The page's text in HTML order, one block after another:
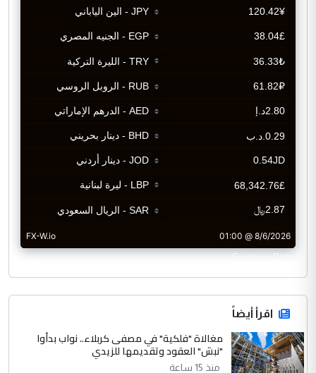
CurrencyRate
اقرأ أيضاً
مغالاة "فلكية" في مصفى كربلاء.. نواب بدأوا
"نبش" العقود وتقديمها للزيدي
منذ 15 ساعة